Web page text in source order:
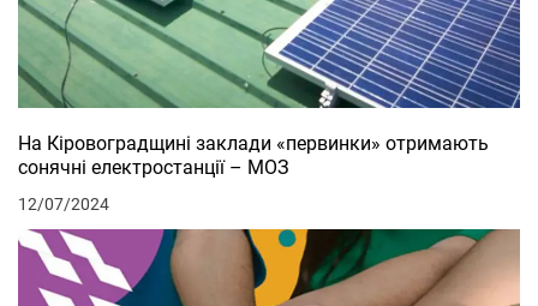
На Кіровоградщині заклади «первинки» отримають
сонячні електростанції – МОЗ
12/07/2024